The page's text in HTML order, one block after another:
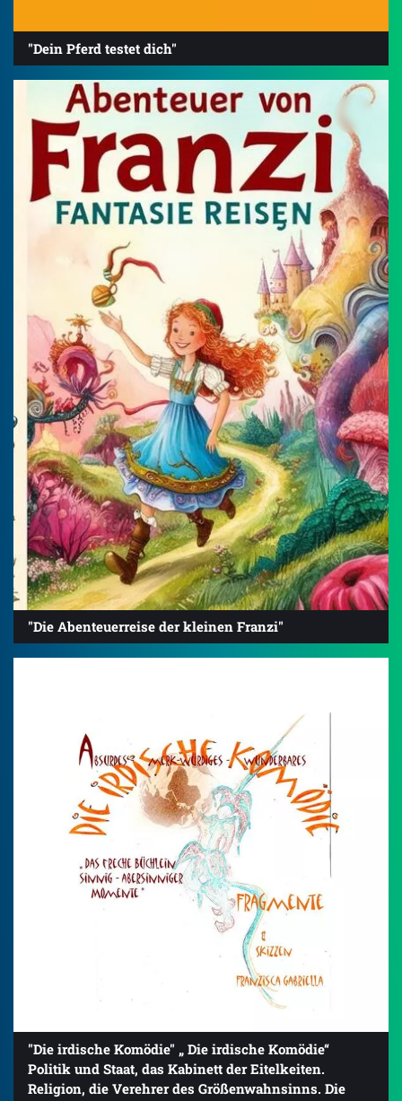
"Dein Pferd testet dich"
"Die Abenteuerreise der kleinen Franzi"
"Die irdische Komödie" „ Die irdische Komödie“
Politik und Staat, das Kabinett der Eitelkeiten.
Religion, die Verehrer des Größenwahnsinns. Die